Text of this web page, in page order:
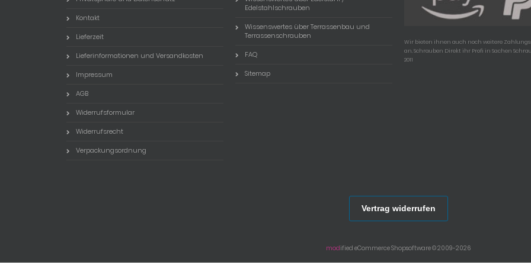
Kontakt
Lieferzeit
Lieferinformationen und Versandkosten
Impressum
AGB
Widerrufsformular
Widerrufsrecht
Verpackungsordnung
Edelstahlschrauben
Wissenswertes über Terrassenbau und
Terrassenschrauben
FAQ
Sitemap
Wir bieten ihnen auch noch weitere
an, Schrauben Direkt ihr Profi in Sachen
2011
Vertrag widerrufen
modified eCommerce Shopsoftware © 2009-2026